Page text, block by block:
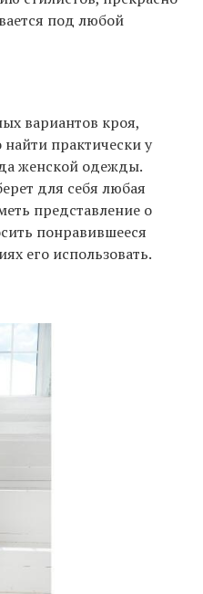
под любой
вариантов кроя,
практически у
женской одежды.
для себя любая
представление о
понравившееся
его использовать.